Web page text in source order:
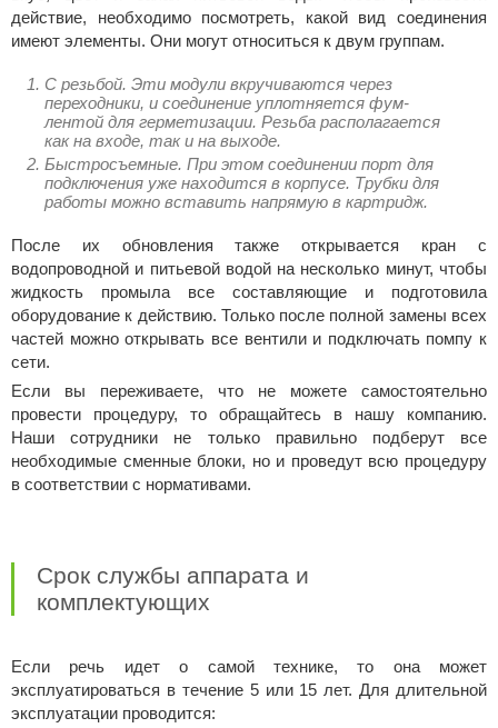
действие, необходимо посмотреть, какой вид соединения
имеют элементы. Они могут относиться к двум группам.
С резьбой. Эти модули вкручиваются через
переходники, и соединение уплотняется фум-
лентой для герметизации. Резьба располагается
как на входе, так и на выходе.
Быстросъемные. При этом соединении порт для
подключения уже находится в корпусе. Трубки для
работы можно вставить напрямую в картридж.
После их обновления также открывается кран с
водопроводной и питьевой водой на несколько минут, чтобы
жидкость промыла все составляющие и подготовила
оборудование к действию. Только после полной замены всех
частей можно открывать все вентили и подключать помпу к
сети.
Если вы переживаете, что не можете самостоятельно
провести процедуру, то обращайтесь в нашу компанию.
Наши сотрудники не только правильно подберут все
необходимые сменные блоки, но и проведут всю процедуру
в соответствии с нормативами.
Срок службы аппарата и
комплектующих
Если речь идет о самой технике, то она может
эксплуатироваться в течение 5 или 15 лет. Для длительной
эксплуатации проводится: